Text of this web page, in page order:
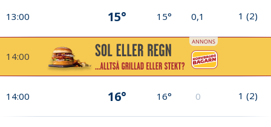
13:00 15° 15° 0,1 1 (2)
14:00
14:00 16° 16° 0 1 (2)